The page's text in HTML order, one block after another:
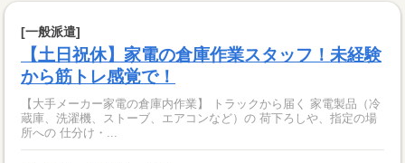
[一般派遣]
【土日祝休】家電の倉庫作業スタッフ！未経験
から筋トレ感覚で！
【大手メーカー家電の倉庫内作業】 トラックから届く 家電製品（冷
蔵庫、洗濯機、ストーブ、エアコンなど）の 荷下ろしや、指定の場
所への 仕分け・...